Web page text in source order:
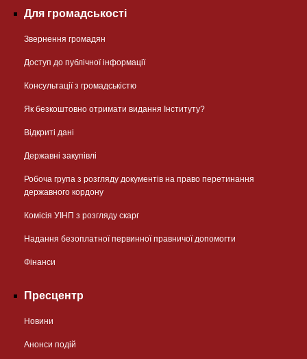
Для громадськості
Звернення громадян
Доступ до публічної інформації
Консультації з громадськістю
Як безкоштовно отримати видання Інституту?
Відкриті дані
Державні закупівлі
Робоча група з розгляду документів на право перетинання
державного кордону
Комісія УІНП з розгляду скарг
Надання безоплатної первинної правничої допомогти
Фінанси
Пресцентр
Новини
Анонси подій